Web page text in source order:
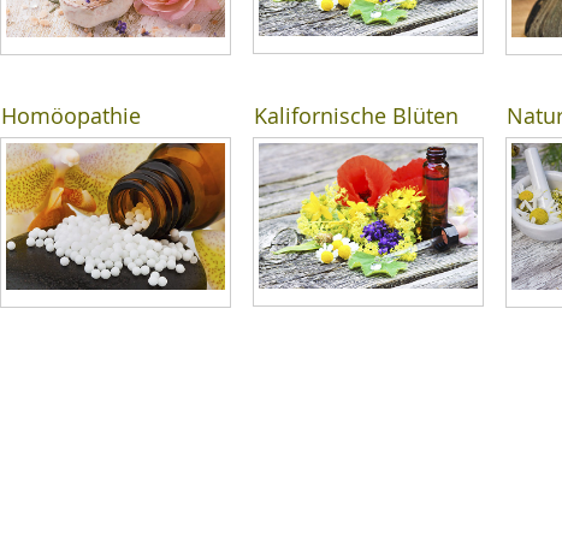
Homöopathie Kalifornische Blüten